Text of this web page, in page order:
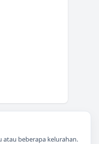
atau beberapa kelurahan.